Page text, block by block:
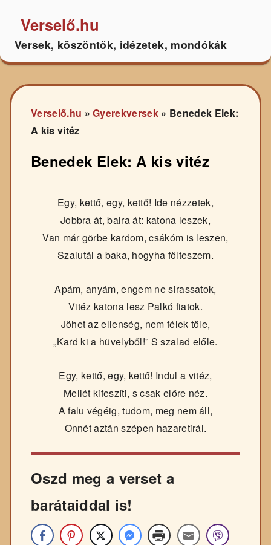
Verselő.hu
Versek, köszöntők, idézetek, mondókák
Verselő.hu »Gyerekversek » Benedek Elek:
A kis vitéz
Benedek Elek: A kis vitéz
Egy, kettő, egy, kettő! Ide nézzetek,
Jobbra át, balra át: katona leszek,
Van már görbe kardom, csákóm is leszen,
Szalutál a baka, hogyha fölteszem.
Apám, anyám, engem ne sirassatok,
Vitéz katona lesz Palkó fiatok.
Jöhet az ellenség, nem félek tőle,
„Kard ki a hüvelyből!” S szalad előle.
Egy, kettő, egy, kettő! Indul a vitéz,
Mellét kifeszíti, s csak előre néz.
A falu végéig, tudom, meg nem áll,
Onnét aztán szépen hazaretirál.
Oszd meg a verset a
barátaiddal is!